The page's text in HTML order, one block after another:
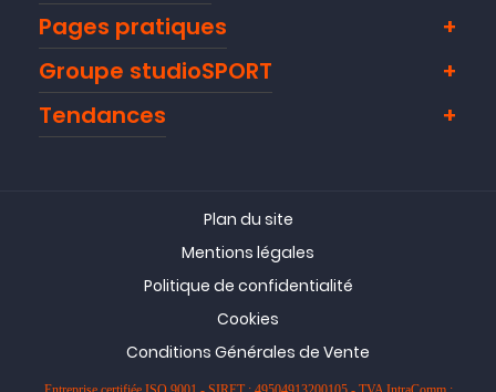
Pages pratiques
Groupe studioSPORT
Tendances
Plan du site
Mentions légales
Politique de confidentialité
Cookies
Conditions Générales de Vente